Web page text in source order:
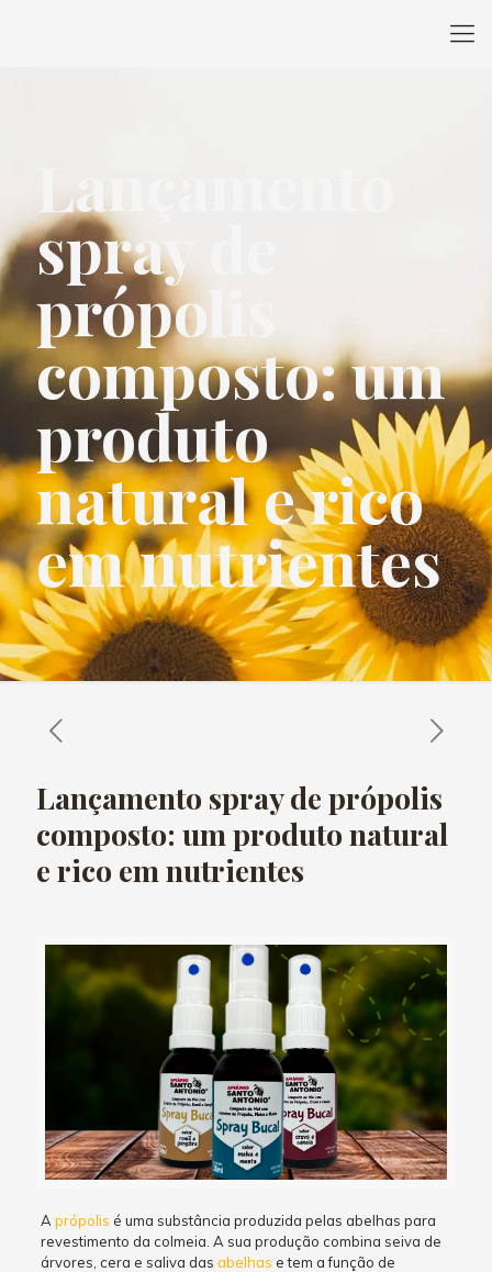
Lançamento
spray de
própolis
composto: um
produto
natural e rico
em nutrientes
Lançamento spray de própolis
composto: um produto natural
e rico em nutrientes
A própolis é uma substância produzida pelas abelhas para
revestimento da colmeia. A sua produção combina seiva de
árvores, cera e saliva das abelhas e tem a função de